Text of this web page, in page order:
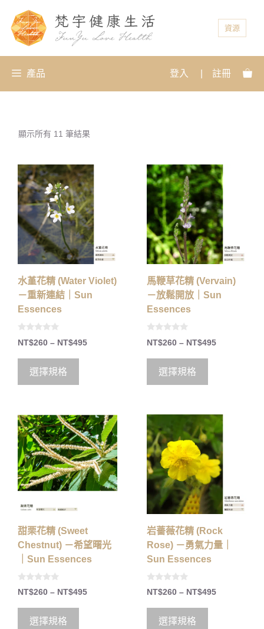
資源
產品 登入 註冊
顯示所有 11 筆結果
水堇花精 (Water Violet)
－重新連結｜Sun
Essences
0
o
t
5
NT$260 – NT$495
選擇規格
馬鞭草花精 (Vervain)
－放鬆開放｜Sun
Essences
0
o
t
5
NT$260 – NT$495
選擇規格
甜栗花精 (Sweet
Chestnut) －希望曙光
｜Sun Essences
0
oNT$260 – NT$495
選擇規格
岩薔薇花精 (Rock
Rose) －勇氣力量｜
Sun Essences
0
oNT$260 – NT$495
選擇規格